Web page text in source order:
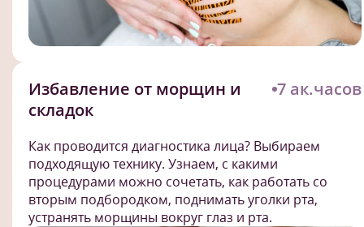
Избавление от морщин и
складок
7 ак.часов
Как проводится диагностика лица? Выбираем
подходящую технику. Узнаем, с какими
процедурами можно сочетать, как работать со
вторым подбородком, поднимать уголки рта,
устранять морщины вокруг глаз и рта.